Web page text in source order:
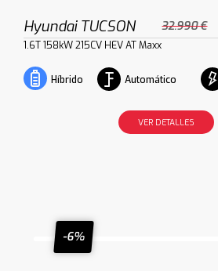
Hyundai TUCSON 32.990 €
1.6T 158kW 215CV HEV AT Maxx
Híbrido Automático
VER DETALLES
-6%